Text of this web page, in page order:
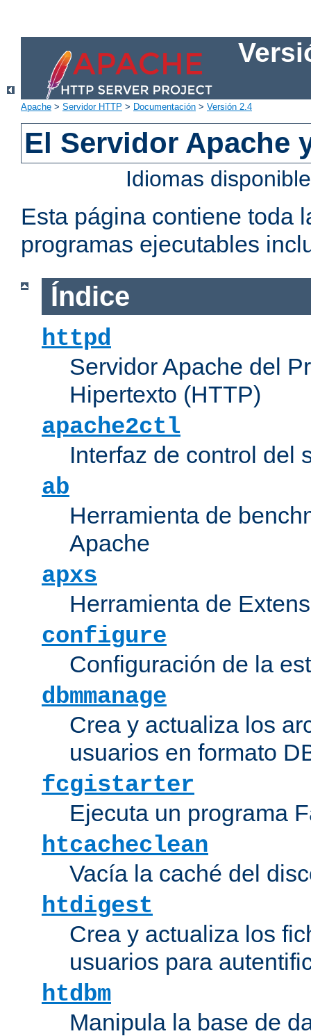
Apache > Servidor HTTP > Documentación > Versión 2.4
El Servidor Apache
Idiomas
Esta página contiene toda
programas ejecutables
Índice
httpd
Servidor Apache del
Hipertexto (HTTP)
apache2ctl
Interfaz de control del
ab
Herramienta de
Apache
apxs
Herramienta de
configure
Configuración de la
dbmmanage
Crea y actualiza los
usuarios en formato
fcgistarter
Ejecuta un programa
htcacheclean
Vacía la caché del
htdigest
Crea y actualiza los
usuarios para
htdbm
Manipula la base de